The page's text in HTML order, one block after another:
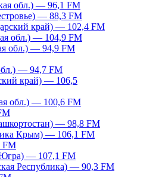
обл.) — 96,1 FM
— 88,3 FM
край) — 102,4 FM
обл.) — 104,9 FM
обл.) — 94,9 FM
— 94,7 FM
край) — 106,5
обл.) — 100,6 FM
— 98,8 FM
Крым) — 106,1 FM
FM
— 107,1 FM
Республика) — 90,3 FM